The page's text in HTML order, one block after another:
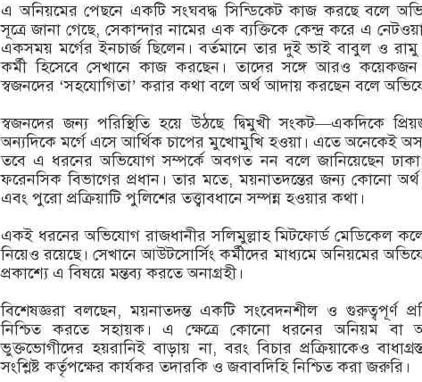
এ অনিয়মের পেছনে একটি সংঘবদ্ধ সিন্ডিকেট কাজ করছে বলে
সূত্রে জানা গেছে, সেকান্দার নামের এক ব্যক্তিকে কেন্দ্র করে এ
একসময় মর্গের ইনচার্জ ছিলেন। বর্তমানে তার দুই ভাই বাবুল ও রামু
কর্মী হিসেবে সেখানে কাজ করছেন। তাদের সঙ্গে আরও
স্বজনদের ‘সহযোগিতা’ করার কথা বলে অর্থ আদায় করছেন বলে
স্বজনদের জন্য পরিস্থিতি হয়ে উঠছে দ্বিমুখী সংকট—একদিকে
অন্যদিকে মর্গে এসে আর্থিক চাপের মুখোমুখি হওয়া। এতে অনেকেই
তবে এ ধরনের অভিযোগ সম্পর্কে অবগত নন বলে জানিয়েছেন
ফরেনসিক বিভাগের প্রধান। তার মতে, ময়নাতদন্তের জন্য কোনো
এবং পুরো প্রক্রিয়াটি পুলিশের তত্ত্বাবধানে সম্পন্ন হওয়ার কথা।
একই ধরনের অভিযোগ রাজধানীর সলিমুল্লাহ মিটফোর্ড মেডিকেল
নিয়েও রয়েছে। সেখানে আউটসোর্সিং কর্মীদের মাধ্যমে অনিয়মের
প্রকাশ্যে এ বিষয়ে মন্তব্য করতে অনাগ্রহী।
বিশেষজ্ঞরা বলছেন, ময়নাতদন্ত একটি সংবেদনশীল ও গুরুত্বপূর্ণ
নিশ্চিত করতে সহায়ক। এ ক্ষেত্রে কোনো ধরনের অনিয়ম বা
ভুক্তভোগীদের হয়রানিই বাড়ায় না, বরং বিচার প্রক্রিয়াকেও
সংশ্লিষ্ট কর্তৃপক্ষের কার্যকর তদারকি ও জবাবদিহি নিশ্চিত করা জরুরি।